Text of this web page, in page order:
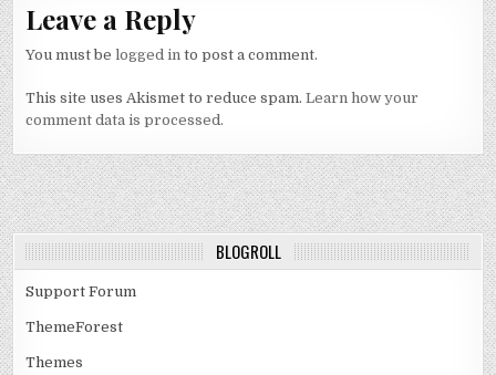
Leave a Reply
You must belogged in to post a comment.
This site uses Akismet to reduce spam.Learn how your
comment data is processed.
BLOGROLL
Support Forum
ThemeForest
Themes